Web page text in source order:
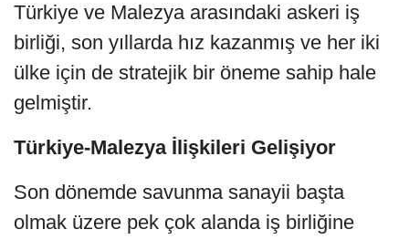
Türkiye ve Malezya arasındaki askeri iş
birliği, son yıllarda hız kazanmış ve her iki
ülke için de stratejik bir öneme sahip hale
gelmiştir.
Türkiye-Malezya İlişkileri Gelişiyor
Son dönemde savunma sanayii başta
olmak üzere pek çok alanda iş birliğine